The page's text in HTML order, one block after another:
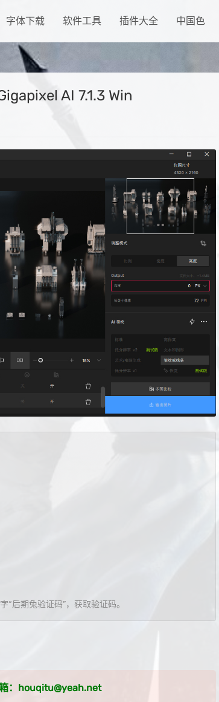
字体下载 软件工具 插件大全 中国色
AI 7.1.3 Win
“后期兔验证码”，获取验证码。
：houqitu@yeah.net